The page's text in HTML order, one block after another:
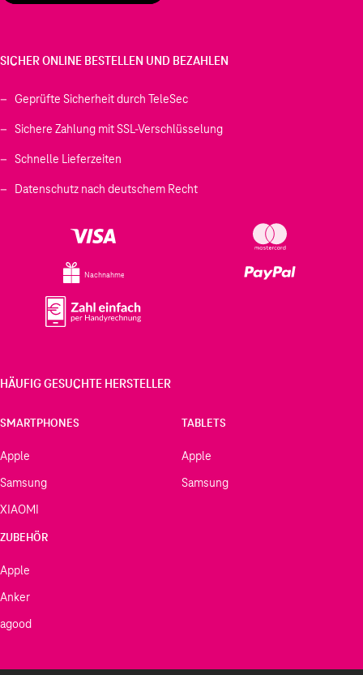
SICHER ONLINE BESTELLEN UND BEZAHLEN
Geprüfte Sicherheit durch TeleSec
Sichere Zahlung mit SSL-Verschlüsselung
Schnelle Lieferzeiten
Datenschutz nach deutschem Recht
Nachnahme
HÄUFIG GESUCHTE HERSTELLER
SMARTPHONES
Apple
Samsung
XIAOMI
TABLETS
Apple
Samsung
ZUBEHÖR
Apple
Anker
agood